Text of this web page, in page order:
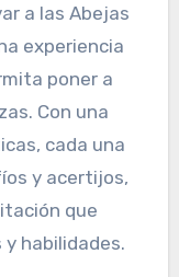
a las Abejas
experiencia
poner a
Con una
cada una
y acertijos,
que
habilidades.